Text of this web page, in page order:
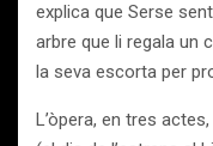
explica que Serse
arbre que li regala un
la seva escorta per
L’òpera, en tres